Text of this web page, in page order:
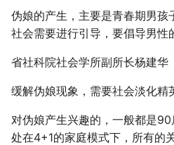
伪娘的产生，主要是青春期男孩
社会需要进行引导，要倡导男性
省社科院社会学所副所长杨建华
缓解伪娘现象，需要社会淡化精
对伪娘产生兴趣的，一般都是
处在4+1的家庭模式下，所有的